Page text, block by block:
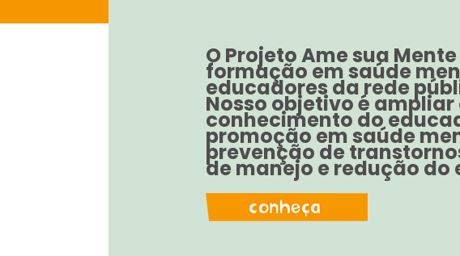
O Projeto Ame sua
formação em saúde
educadores da rede
Nosso objetivo é ampliar
conhecimento do
promoção em saúde
prevenção de
de manejo e redução